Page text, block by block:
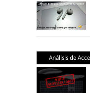
Análisis de